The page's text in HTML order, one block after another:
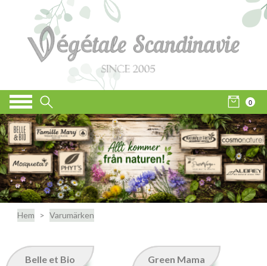
0
Hem Varumärken
Belle et Bio Green Mama